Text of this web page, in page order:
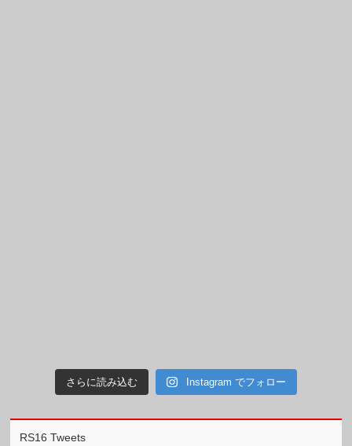
さらに読み込む Instagram でフォロー
RS16 Tweets